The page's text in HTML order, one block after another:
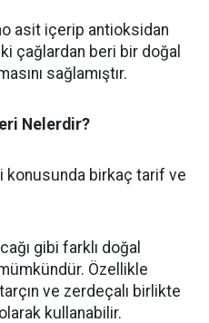
asit içerip antioksidan
çağlardan beri bir doğal
sağlamıştır.
Nelerdir?
konusunda birkaç tarif ve
gibi farklı doğal
Özellikle
ve zerdeçalı birlikte
kullanabilir.